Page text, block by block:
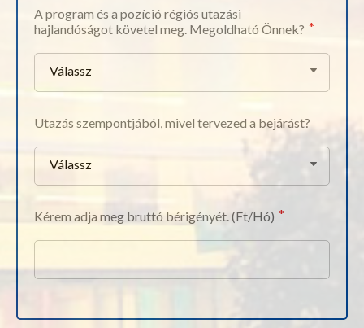
A program és a pozíció régiós utazási
hajlandóságot követel meg. Megoldható Önnek?
Válassz
Utazás szempontjából, mivel tervezed a bejárást?
Válassz
Kérem adja meg bruttó bérigényét. (Ft/Hó)